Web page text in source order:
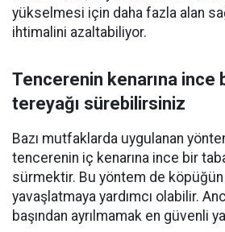
yükselmesi için daha fazla alan
ihtimalini azaltabiliyor.
Tencerenin kenarına ince
tereyağı sürebilirsiniz
Bazı mutfaklarda uygulanan
tencerenin iç kenarına ince bir
sürmektir. Bu yöntem de
yavaşlatmaya yardımcı olabilir.
başından ayrılmamak en güvenli